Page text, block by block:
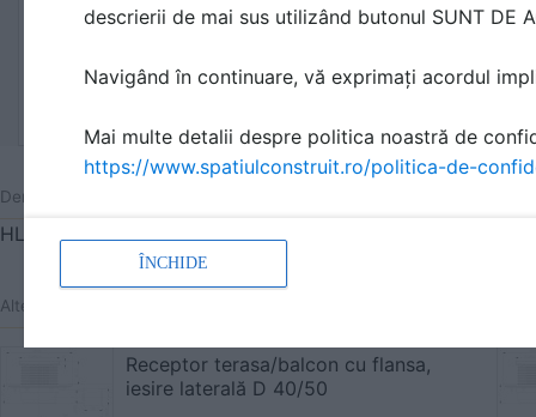
Denumiri comerciale
HL5100THK
Alte detalii cad de la gamă
Receptor terasa/balcon cu flansa,
iesire laterală D 40/50
descrierii de mai sus utilizând butonul SUNT DE
Navigând în continuare, vă exprimați acordul
Mai multe detalii despre politica noastră de
https://www.spatiulconstruit.ro/politica-de-
ÎNCHIDE